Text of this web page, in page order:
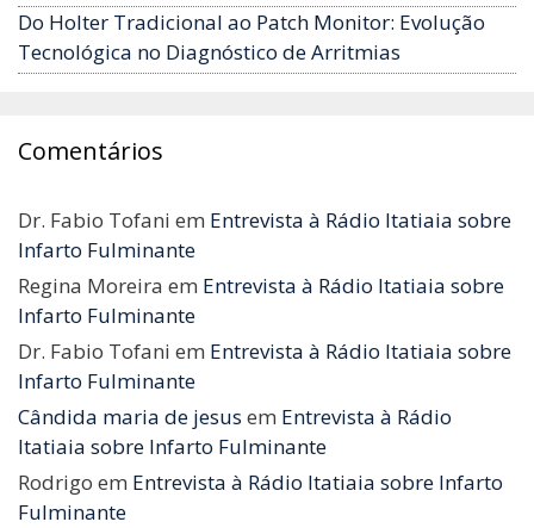
Do Holter Tradicional ao Patch Monitor: Evolução
Tecnológica no Diagnóstico de Arritmias
Comentários
Dr. Fabio Tofani em Entrevista à Rádio Itatiaia sobre
Infarto Fulminante
Regina Moreira em Entrevista à Rádio Itatiaia sobre
Infarto Fulminante
Dr. Fabio Tofani em Entrevista à Rádio Itatiaia sobre
Infarto Fulminante
Cândida maria de jesus em Entrevista à Rádio
Itatiaia sobre Infarto Fulminante
Rodrigo em Entrevista à Rádio Itatiaia sobre Infarto
Fulminante